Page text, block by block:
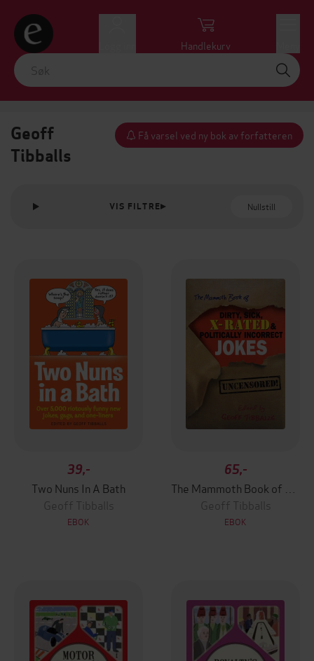
Handlekurv
Geoff
Tibballs
Få varsel ved ny bok av forfatteren
VIS FILTRE Nullstill
39,-
Two Nuns In A Bath
Geoff Tibballs
EBOK
65,-
Geoff Tibballs
EBOK